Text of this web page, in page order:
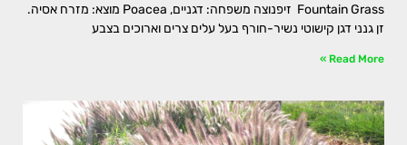
Fountain Grass זיפנוצה משפחה: דגניים, Poacea מוצא: מזרח אסיה.
זן גנני דגן קישוטי נשיר-חורף בעל עלים צרים וארוכים בצבע
Read More »